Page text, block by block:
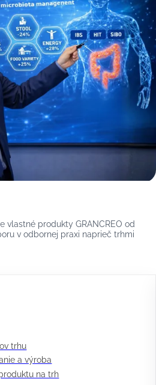
vlastné produkty GRANCREO od
v odbornej praxi naprieč trhmi
trhu
a výroba
na trh